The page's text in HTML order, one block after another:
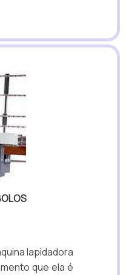
lapidadora
que ela é